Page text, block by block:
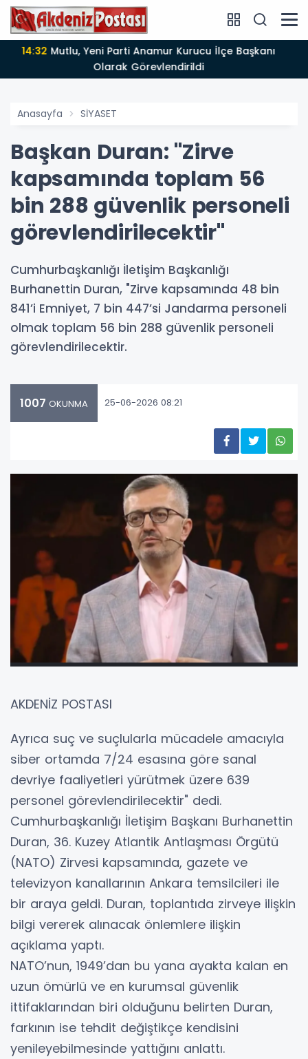
14:12Anamur'da Kasten öldürmeye teşebbüs şüphelisi
tutuklandı
Anasayfa SİYASET
Başkan Duran: "Zirve
kapsamında toplam 56
bin 288 güvenlik personeli
görevlendirilecektir"
Cumhurbaşkanlığı İletişim Başkanlığı
Burhanettin Duran, "Zirve kapsamında 48 bin
841’i Emniyet, 7 bin 447’si Jandarma personeli
olmak toplam 56 bin 288 güvenlik personeli
görevlendirilecektir.
1007 OKUNMA 25-06-2026 08:21
AKDENİZ POSTASI
Ayrıca suç ve suçlularla mücadele amacıyla
siber ortamda 7/24 esasına göre sanal
devriye faaliyetleri yürütmek üzere 639
personel görevlendirilecektir" dedi.
Cumhurbaşkanlığı İletişim Başkanı Burhanettin
Duran, 36. Kuzey Atlantik Antlaşması Örgütü
(NATO) Zirvesi kapsamında, gazete ve
televizyon kanallarının Ankara temsilcileri ile
bir araya geldi. Duran, toplantıda zirveye ilişkin
bilgi vererek alınacak önlemlere ilişkin
açıklama yaptı.
NATO’nun, 1949’dan bu yana ayakta kalan en
uzun ömürlü ve en kurumsal güvenlik
ittifaklarından biri olduğunu belirten Duran,
farkının ise tehdit değiştikçe kendisini
yenileyebilmesinde yattığını anlattı.